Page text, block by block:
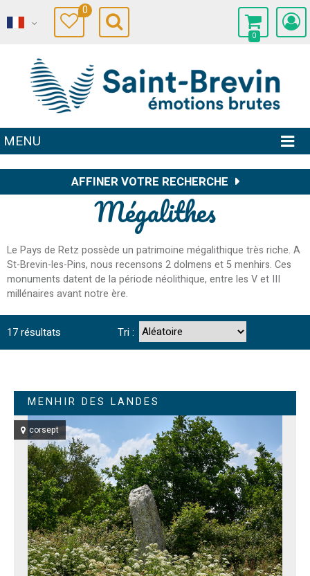
0
0
MENU
AFFINER VOTRE RECHERCHE
Mégalithes
Le Pays de Retz possède un patrimoine mégalithique très riche. A
St-Brevin-les-Pins, nous recensons 2 dolmens et 5 menhirs. Ces
monuments datent de la période néolithique, entre les V et III
millénaires avant notre ère.
17résultats Tri :
MENHIR DES LANDES
corsept